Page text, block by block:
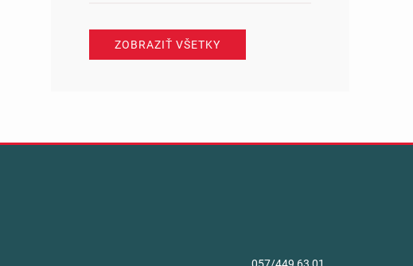
ZOBRAZIŤ VŠETKY